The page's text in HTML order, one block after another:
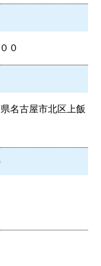
０
名古屋市北区上飯